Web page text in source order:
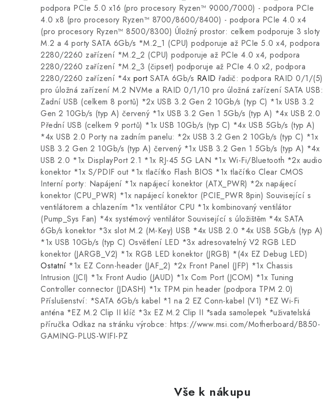
podpora PCIe 5.0 x16 (pro procesory Ryzen™ 9000/7000) - podpora PCIe
4.0 x8 (pro procesory Ryzen™ 8700/8600/8400) - podpora PCIe 4.0 x4
(pro procesory Ryzen™ 8500/8300) Úložný prostor: celkem podporuje 3 sloty
M.2 a 4 porty SATA 6Gb/s *M.2_1 (CPU) podporuje až PCIe 5.0 x4, podpora
2280/2260 zařízení *M.2_2 (CPU) podporuje až PCIe 4.0 x4, podpora
2280/2260 zařízení *M.2_3 (čipset) podporuje až PCIe 4.0 x2, podpora
2280/2260 zařízení *4x portSATA 6Gb/s RAID řadič: podpora RAID 0/1/(5)
pro úložná zařízení M.2 NVMe a RAID 0/1/10 pro úložná zařízení SATA USB:
Zadní USB (celkem 8 portů) *2x USB 3.2 Gen 2 10Gb/s (typ C) *1x USB 3.2
Gen 2 10Gb/s (typ A) červený *1x USB 3.2 Gen 1 5Gb/s (typ A) *4x USB 2.0
Přední USB (celkem 9 portů) *1x USB 10Gb/s (typ C) *4x USB 5Gb/s (typ A)
*4x USB 2.0 Porty na zadním panelu: *2x USB 3.2 Gen 2 10Gb/s (typ C) *1x
USB 3.2 Gen 2 10Gb/s (typ A) červený *1x USB 3.2 Gen 1 5Gb/s (typ A) *4x
USB 2.0 *1x DisplayPort 2.1 *1x RJ-45 5G LAN *1x Wi-Fi/Bluetooth *2x audio
konektor *1x S/PDIF out *1x tlačítko Flash BIOS *1x tlačítko Clear CMOS
Interní porty: Napájení *1x napájecí konektor (ATX_PWR) *2x napájecí
konektor (CPU_PWR) *1x napájecí konektor (PCIE_PWR 8pin) Související s
ventilátorem a chlazením *1x ventilátor CPU *1x kombinovaný ventilátor
(Pump_Sys Fan) *4x systémový ventilátor Související s úložištěm *4x SATA
6Gb/s konektor *3x slot M.2 (M-Key) USB *4x USB 2.0 *4x USB 5Gb/s (typ A)
*1x USB 10Gb/s (typ C) Osvětlení LED *3x adresovatelný V2 RGB LED
konektor (JARGB_V2) *1x RGB LED konektor (JRGB) *(4x EZ Debug LED)
Ostatní *1x EZ Conn-header (JAF_2) *2x Front Panel (JFP) *1x Chassis
Intrusion (JCI) *1x Front Audio (JAUD) *1x Com Port (JCOM) *1x Tuning
Controller connector (JDASH) *1x TPM pin header (podpora TPM 2.0)
Příslušenství: *SATA 6Gb/s kabel *1 na 2 EZ Conn-kabel (V1) *EZ Wi-Fi
anténa *EZ M.2 Clip II klíč *3x EZ M.2 Clip II *sada samolepek *uživatelská
příručka Odkaz na stránku výrobce: https://www.msi.com/Motherboard/B850-
GAMING-PLUS-WIFI-PZ
Vše k nákupu